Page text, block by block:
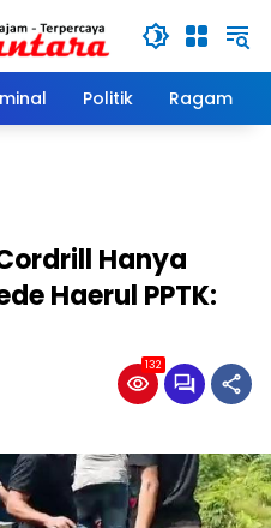
Politik Ragam
Hanya
Haerul PPTK:
132